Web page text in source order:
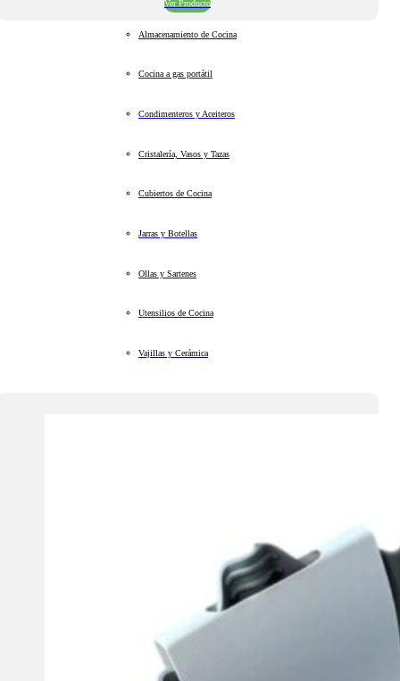
Ver Producto
Almacenamiento de Cocina
Cocina a gas portátil
Condimenteros y Aceiteros
Cristalería, Vasos y Tazas
Cubiertos de Cocina
Jarras y Botellas
Ollas y Sartenes
Utensilios de Cocina
Vajillas y Cerámica